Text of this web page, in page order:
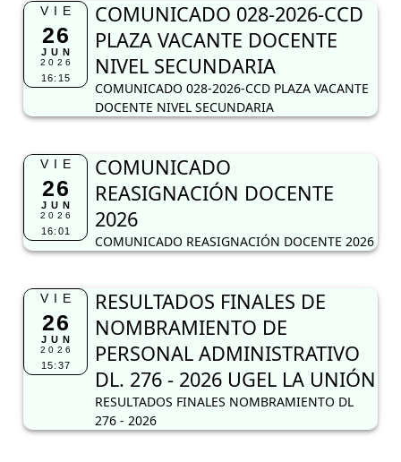
VIE
26
JUN
2026
16:15
COMUNICADO 028-2026-CCD
PLAZA VACANTE DOCENTE
NIVEL SECUNDARIA
COMUNICADO 028-2026-CCD PLAZA VACANTE
DOCENTE NIVEL SECUNDARIA
VIE
26
JUN
2026
16:01
COMUNICADO
REASIGNACIÓN DOCENTE
2026
COMUNICADO REASIGNACIÓN DOCENTE 2026
VIE
26
JUN
2026
15:37
RESULTADOS FINALES DE
NOMBRAMIENTO DE
PERSONAL ADMINISTRATIVO
DL. 276 - 2026 UGEL LA UNIÓN
RESULTADOS FINALES NOMBRAMIENTO DL
276 - 2026